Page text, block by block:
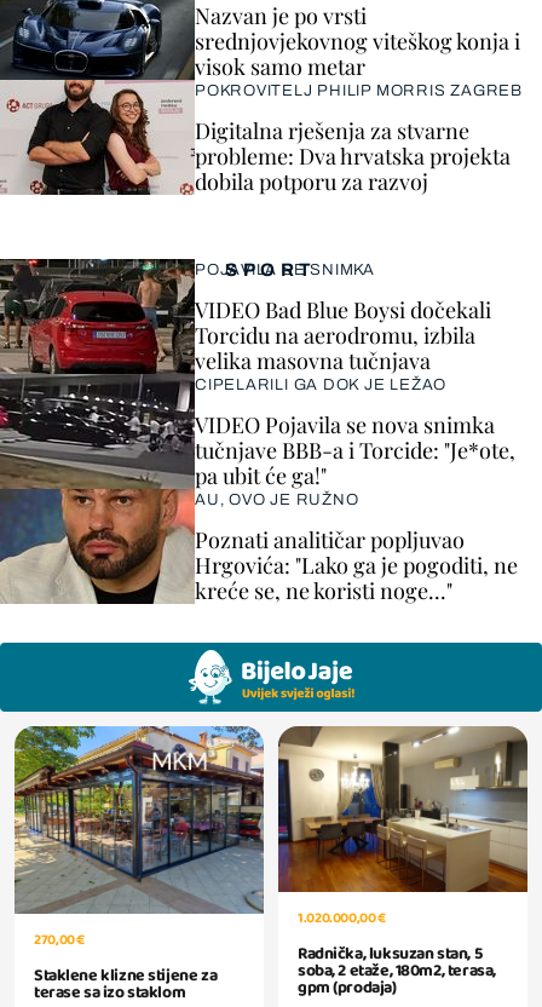
SPORT
POJAVILA SE SNIMKA
VIDEO Bad Blue Boysi dočekali
Torcidu na aerodromu, izbila
velika masovna tučnjava
CIPELARILI GA DOK JE LEŽAO
VIDEO Pojavila se nova snimka
tučnjave BBB-a i Torcide: "Je*ote,
pa ubit će ga!"
AU, OVO JE RUŽNO
Poznati analitičar popljuvao
Hrgovića: "Lako ga je pogoditi, ne
kreće se, ne koristi noge..."
Nazvan je po vrsti
srednjovjekovnog viteškog konja i
visok samo metar
POKROVITELJ PHILIP MORRIS ZAGREB
Digitalna rješenja za stvarne
probleme: Dva hrvatska projekta
dobila potporu za razvoj
270,00 €
Staklene klizne stijene za
terase sa izo staklom
1.020.000,00 €
Radnička, luksuzan stan, 5
soba, 2 etaže, 180m2, terasa,
gpm (prodaja)